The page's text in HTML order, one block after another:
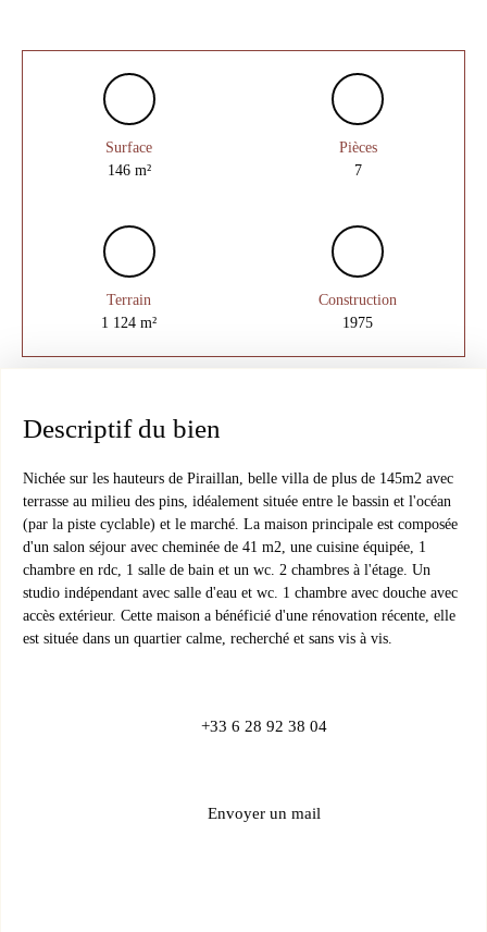
Surface
146 m²
Pièces
7
Terrain
1 124m²
Construction
1975
Descriptif du bien
Nichée sur les hauteurs de Piraillan, belle villa de plus de 145m2 avec
terrasse au milieu des pins, idéalement située entre le bassin et l'océan
(par la piste cyclable) et le marché. La maison principale est composée
d'un salon séjour avec cheminée de 41 m2, une cuisine équipée, 1
chambre en rdc, 1 salle de bain et un wc. 2 chambres à l'étage. Un
studio indépendant avec salle d'eau et wc. 1 chambre avec douche avec
accès extérieur. Cette maison a bénéficié d'une rénovation récente, elle
est située dans un quartier calme, recherché et sans vis à vis.
+33 6 28 92 38 04
Envoyer un mail